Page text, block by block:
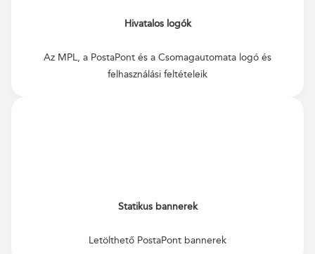
Hivatalos logók
Az MPL, a PostaPont és a Csomagautomata logó és
felhasználási feltételeik
Statikus bannerek
Letölthető PostaPont bannerek